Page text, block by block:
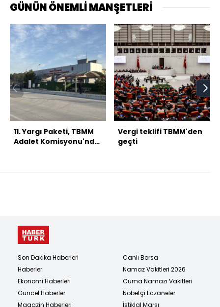
GÜNÜN ÖNEMLİ MANŞETLERİ
11. Yargı Paketi, TBMM
Adalet Komisyonu'nda
Vergi teklifi TBMM'den
geçti
Son Dakika Haberleri
Haberler
Ekonomi Haberleri
Güncel Haberler
Magazin Haberleri
Canlı Borsa
Namaz Vakitleri 2026
Cuma Namazı Vakitleri
Nöbetçi Eczaneler
İstiklal Marşı